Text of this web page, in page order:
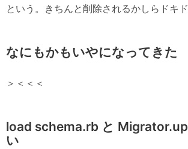
という。きちんと削除されるかしらドキド
なにもかもいやになってきた
＞＜＜＜
load schema.rb と
い